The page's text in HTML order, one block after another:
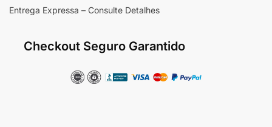
Entrega Expressa – Consulte Detalhes
Checkout Seguro Garantido